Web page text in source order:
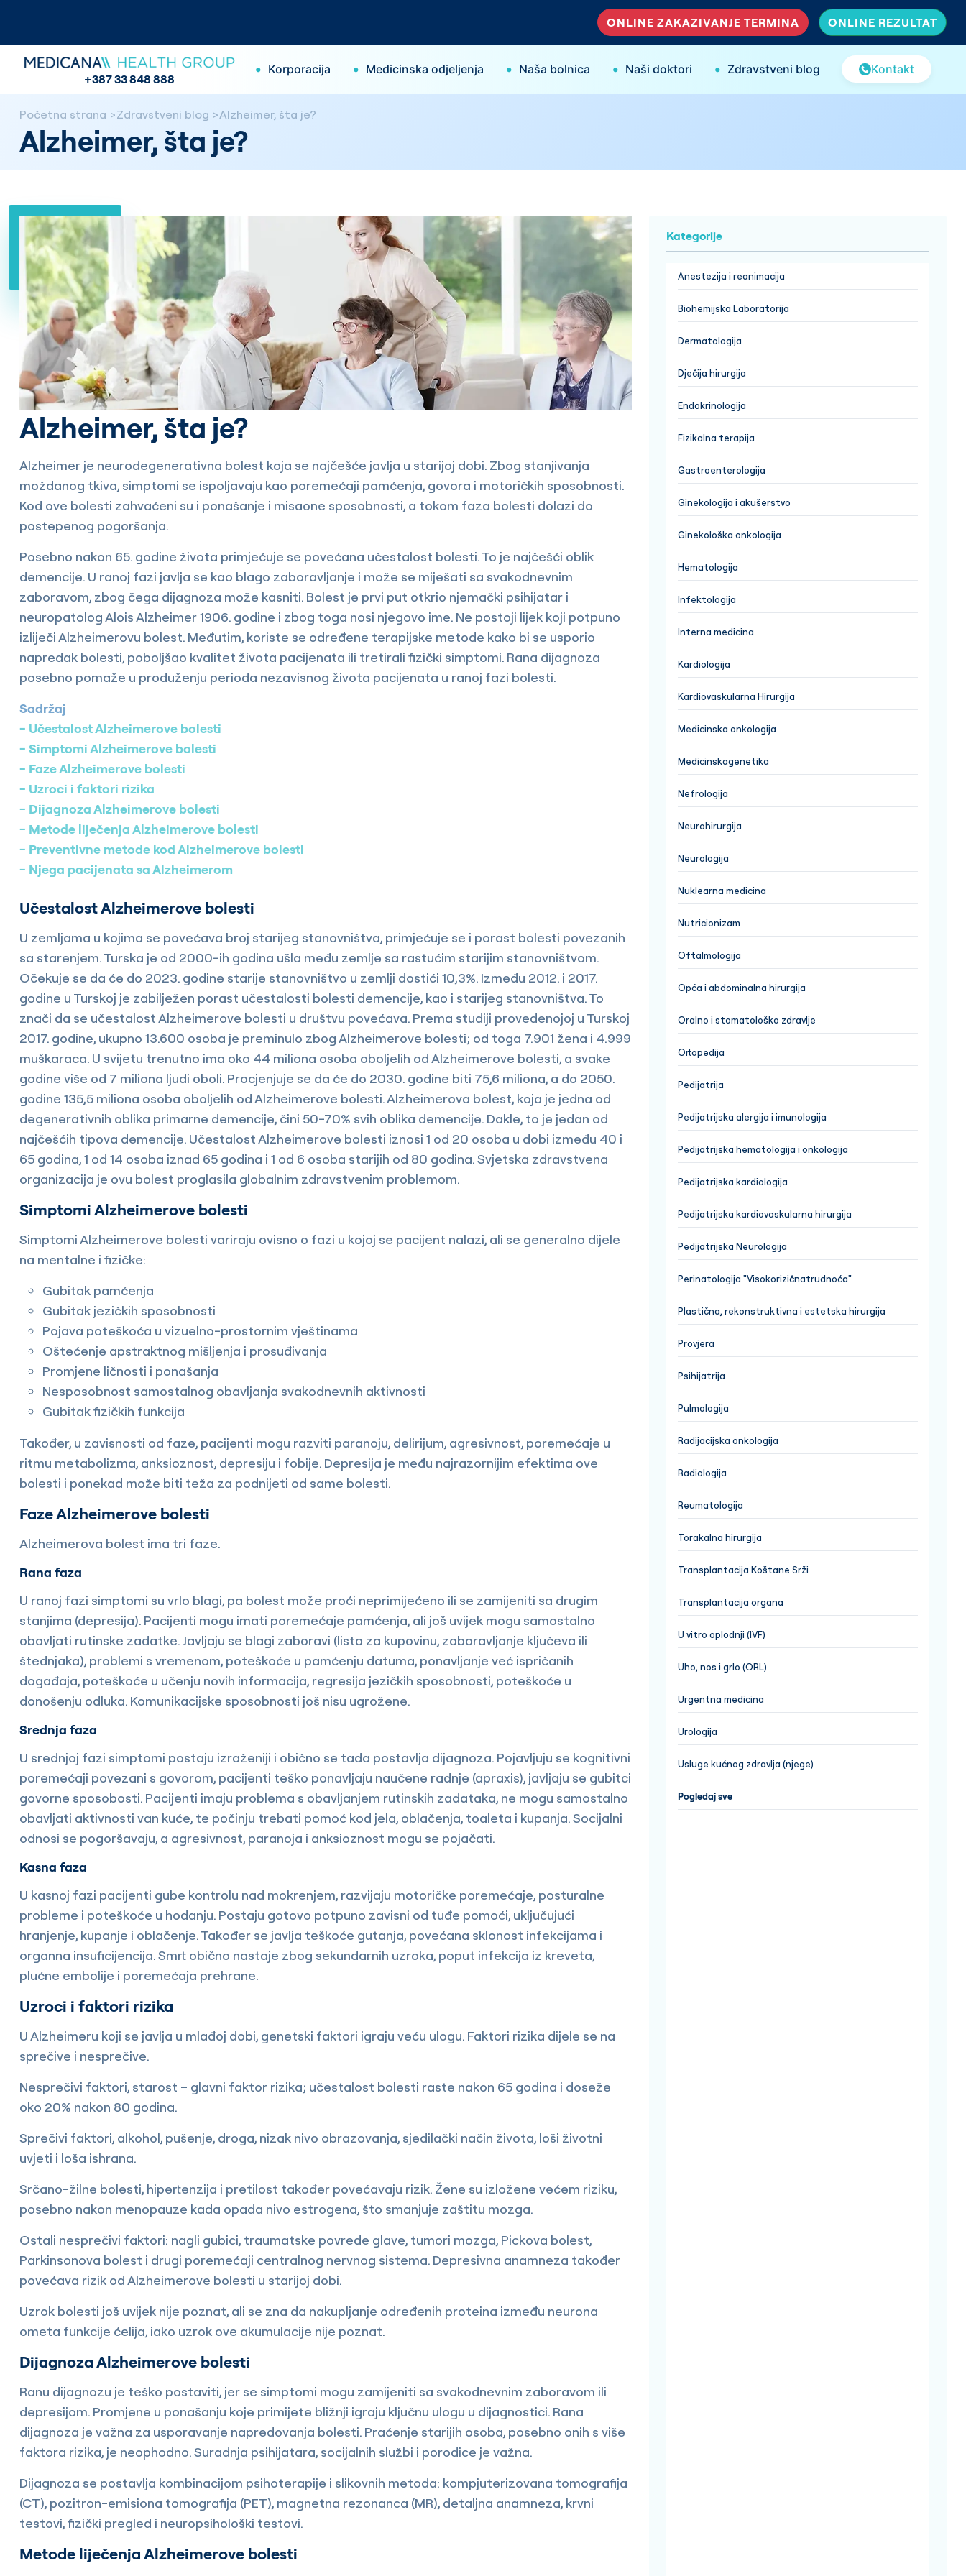
ONLINE ZAKAZIVANJE TERMINA ONLINE REZULTAT
+387 33 848 888
• Korporacija • Medicinska odjeljenja • Naša bolnica • Naši doktori • Zdravstveni blog Kontakt
Početna strana Zdravstveni blog Alzheimer, šta je?
Alzheimer, šta je?
Alzheimer, šta je?
Alzheimer je neurodegenerativna bolest koja se najčešće javlja u starijoj dobi. Zbog stanjivanja
moždanog tkiva, simptomi se ispoljavaju kao poremećaji pamćenja, govora i motoričkih sposobnosti.
Kod ove bolesti zahvaćeni su i ponašanje i misaone sposobnosti, a tokom faza bolesti dolazi do
postepenog pogoršanja.
Posebno nakon 65. godine života primjećuje se povećana učestalost bolesti. To je najčešći oblik
demencije. U ranoj fazi javlja se kao blago zaboravljanje i može se miješati sa svakodnevnim
zaboravom, zbog čega dijagnoza može kasniti. Bolest je prvi put otkrio njemački psihijatar i
neuropatolog Alois Alzheimer 1906. godine i zbog toga nosi njegovo ime. Ne postoji lijek koji potpuno
izliječi Alzheimerovu bolest. Međutim, koriste se određene terapijske metode kako bi se usporio
napredak bolesti, poboljšao kvalitet života pacijenata ili tretirali fizički simptomi. Rana dijagnoza
posebno pomaže u produženju perioda nezavisnog života pacijenata u ranoj fazi bolesti.
Sadržaj
Učestalost Alzheimerove bolesti
Simptomi Alzheimerove bolesti
Faze Alzheimerove bolesti
Uzroci i faktori rizika
Dijagnoza Alzheimerove bolesti
Metode liječenja Alzheimerove bolesti
Preventivne metode kod Alzheimerove bolesti
Njega pacijenata sa Alzheimerom
Učestalost Alzheimerove bolesti
U zemljama u kojima se povećava broj starijeg stanovništva, primjećuje se i porast bolesti povezanih
sa starenjem. Turska je od 2000-ih godina ušla među zemlje sa rastućim starijim stanovništvom.
Očekuje se da će do 2023. godine starije stanovništvo u zemlji dostići 10,3%. Između 2012. i 2017.
godine u Turskoj je zabilježen porast učestalosti bolesti demencije, kao i starijeg stanovništva. To
znači da se učestalost Alzheimerove bolesti u društvu povećava. Prema studiji provedenojoj u Turskoj
2017. godine, ukupno 13.600 osoba je preminulo zbog Alzheimerove bolesti; od toga 7.901 žena i 4.999
muškaraca. U svijetu trenutno ima oko 44 miliona osoba oboljelih od Alzheimerove bolesti, a svake
godine više od 7 miliona ljudi oboli. Procjenjuje se da će do 2030. godine biti 75,6 miliona, a do 2050.
godine 135,5 miliona osoba oboljelih od Alzheimerove bolesti. Alzheimerova bolest, koja je jedna od
degenerativnih oblika primarne demencije, čini 50-70% svih oblika demencije. Dakle, to je jedan od
najčešćih tipova demencije. Učestalost Alzheimerove bolesti iznosi 1 od 20 osoba u dobi između 40 i
65 godina, 1 od 14 osoba iznad 65 godina i 1 od 6 osoba starijih od 80 godina. Svjetska zdravstvena
organizacija je ovu bolest proglasila globalnim zdravstvenim problemom.
Simptomi Alzheimerove bolesti
Simptomi Alzheimerove bolesti variraju ovisno o fazi u kojoj se pacijent nalazi, ali se generalno dijele
na mentalne i fizičke:
Gubitak pamćenja
Gubitak jezičkih sposobnosti
Pojava poteškoća u vizuelno-prostornim vještinama
Oštećenje apstraktnog mišljenja i prosuđivanja
Promjene ličnosti i ponašanja
Nesposobnost samostalnog obavljanja svakodnevnih aktivnosti
Gubitak fizičkih funkcija
Također, u zavisnosti od faze, pacijenti mogu razviti paranoju, delirijum, agresivnost, poremećaje u
ritmu metabolizma, anksioznost, depresiju i fobije. Depresija je među najrazornijim efektima ove
bolesti i ponekad može biti teža za podnijeti od same bolesti.
Faze Alzheimerove bolesti
Alzheimerova bolest ima tri faze.
Rana faza
U ranoj fazi simptomi su vrlo blagi, pa bolest može proći neprimijećeno ili se zamijeniti sa drugim
stanjima (depresija). Pacijenti mogu imati poremećaje pamćenja, ali još uvijek mogu samostalno
obavljati rutinske zadatke. Javljaju se blagi zaboravi (lista za kupovinu, zaboravljanje ključeva ili
štednjaka), problemi s vremenom, poteškoće u pamćenju datuma, ponavljanje već ispričanih
događaja, poteškoće u učenju novih informacija, regresija jezičkih sposobnosti, poteškoće u
donošenju odluka. Komunikacijske sposobnosti još nisu ugrožene.
Srednja faza
U srednjoj fazi simptomi postaju izraženiji i obično se tada postavlja dijagnoza. Pojavljuju se kognitivni
poremećaji povezani s govorom, pacijenti teško ponavljaju naučene radnje (apraxis), javljaju se gubitci
govorne sposobosti. Pacijenti imaju problema s obavljanjem rutinskih zadataka, ne mogu samostalno
obavljati aktivnosti van kuće, te počinju trebati pomoć kod jela, oblačenja, toaleta i kupanja. Socijalni
odnosi se pogoršavaju, a agresivnost, paranoja i anksioznost mogu se pojačati.
Kasna faza
U kasnoj fazi pacijenti gube kontrolu nad mokrenjem, razvijaju motoričke poremećaje, posturalne
probleme i poteškoće u hodanju. Postaju gotovo potpuno zavisni od tuđe pomoći, uključujući
hranjenje, kupanje i oblačenje. Također se javlja teškoće gutanja, povećana sklonost infekcijama i
organna insuficijencija. Smrt obično nastaje zbog sekundarnih uzroka, poput infekcija iz kreveta,
plućne embolije i poremećaja prehrane.
Uzroci i faktori rizika
U Alzheimeru koji se javlja u mlađoj dobi, genetski faktori igraju veću ulogu. Faktori rizika dijele se na
sprečive i nesprečive.
Nesprečivi faktori, starost – glavni faktor rizika; učestalost bolesti raste nakon 65 godina i doseže
oko 20% nakon 80 godina.
Sprečivi faktori, alkohol, pušenje, droga, nizak nivo obrazovanja, sjedilački način života, loši životni
uvjeti i loša ishrana.
Srčano-žilne bolesti, hipertenzija i pretilost također povećavaju rizik. Žene su izložene većem riziku,
posebno nakon menopauze kada opada nivo estrogena, što smanjuje zaštitu mozga.
Ostali nesprečivi faktori: nagli gubici, traumatske povrede glave, tumori mozga, Pickova bolest,
Parkinsonova bolest i drugi poremećaji centralnog nervnog sistema. Depresivna anamneza također
povećava rizik od Alzheimerove bolesti u starijoj dobi.
Uzrok bolesti još uvijek nije poznat, ali se zna da nakupljanje određenih proteina između neurona
ometa funkcije ćelija, iako uzrok ove akumulacije nije poznat.
Dijagnoza Alzheimerove bolesti
Ranu dijagnozu je teško postaviti, jer se simptomi mogu zamijeniti sa svakodnevnim zaboravom ili
depresijom. Promjene u ponašanju koje primijete bližnji igraju ključnu ulogu u dijagnostici. Rana
dijagnoza je važna za usporavanje napredovanja bolesti. Praćenje starijih osoba, posebno onih s više
faktora rizika, je neophodno. Suradnja psihijatara, socijalnih službi i porodice je važna.
Dijagnoza se postavlja kombinacijom psihoterapije i slikovnih metoda: kompjuterizovana tomografija
(CT), pozitron-emisiona tomografija (PET), magnetna rezonanca (MR), detaljna anamneza, krvni
testovi, fizički pregled i neuropsihološki testovi.
Metode liječenja Alzheimerove bolesti
Kategorije
Anestezija i reanimacija
Biohemijska Laboratorija
Dermatologija
Dječija hirurgija
Endokrinologija
Fizikalna terapija
Gastroenterologija
Ginekologija i akušerstvo
Ginekološka onkologija
Hematologija
Infektologija
Interna medicina
Kardiologija
Kardiovaskularna Hirurgija
Medicinska onkologija
Medicinskagenetika
Nefrologija
Neurohirurgija
Neurologija
Nuklearna medicina
Nutricionizam
Oftalmologija
Opća i abdominalna hirurgija
Oralno i stomatološko zdravlje
Ortopedija
Pedijatrija
Pedijatrijska alergija i imunologija
Pedijatrijska hematologija i onkologija
Pedijatrijska kardiologija
Pedijatrijska kardiovaskularna hirurgija
Pedijatrijska Neurologija
Perinatologija "Visokorizičnatrudnoća"
Plastična, rekonstruktivna i estetska hirurgija
Provjera
Psihijatrija
Pulmologija
Radijacijska onkologija
Radiologija
Reumatologija
Torakalna hirurgija
Transplantacija Koštane Srži
Transplantacija organa
U vitro oplodnji (IVF)
Uho, nos i grlo (ORL)
Urgentna medicina
Urologija
Usluge kućnog zdravlja (njege)
Pogledaj sve